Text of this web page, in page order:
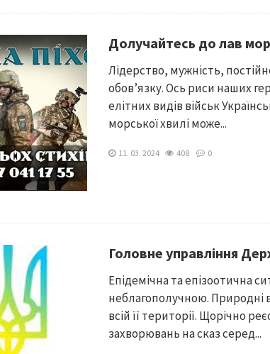
Долучайтесь до лав
Лідерство, мужність,
обов’язку. Ось риси наших
елітних видів військ
морської хвилі може...
11. 03. 2024 408 0
Головне управління
Епідемічна та епізоотична
неблагополучною. Природні
всій її території. Щорічно
захворювань на сказ серед...